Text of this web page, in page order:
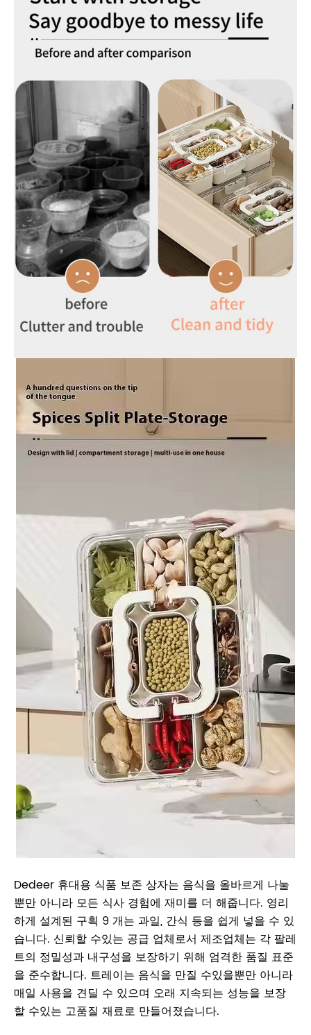
Dedeer 휴대용 식품 보존 상자는 음식을 올바르게 나눌
뿐만 아니라 모든 식사 경험에 재미를 더 해줍니다. 영리
하게 설계된 구획 9 개는 과일, 간식 등을 쉽게 넣을 수 있
습니다. 신뢰할 수있는 공급 업체로서 제조업체는 각 팔레
트의 정밀성과 내구성을 보장하기 위해 엄격한 품질 표준
을 준수합니다. 트레이는 음식을 만질 수있을뿐만 아니라
매일 사용을 견딜 수 있으며 오래 지속되는 성능을 보장
할 수있는 고품질 재료로 만들어졌습니다.